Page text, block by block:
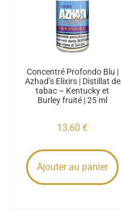
Concentré Profondo Blu |
Azhad’s Elixirs | Distillat de
tabac – Kentucky et
Burley fruité | 25 ml
13,60 €
Ajouter au panier